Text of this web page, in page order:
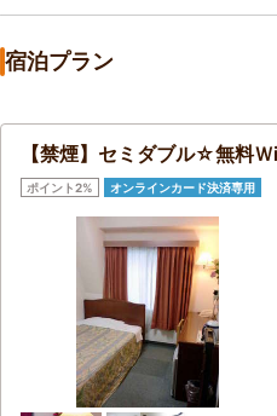
宿泊プラン
【禁煙】セミダブル☆無料
ポイント2% オンラインカード決済専用